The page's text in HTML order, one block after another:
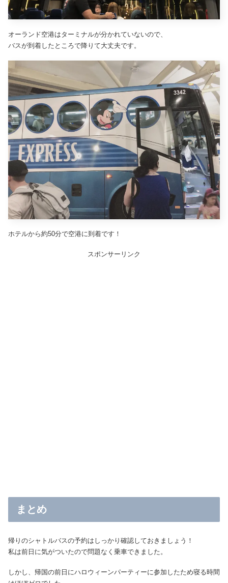
オーランド空港はターミナルが分かれていないので、
バスが到着したところで降りて大丈夫です。
ホテルから約50分で空港に到着です！
スポンサーリンク
まとめ
帰りのシャトルバスの予約はしっかり確認しておきましょう！
私は前日に気がついたので問題なく乗車できました。
しかし、帰国の前日にハロウィーンパーティーに参加したため寝る時間